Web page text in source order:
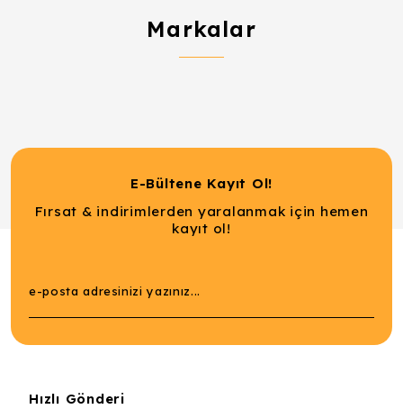
Markalar
E-Bültene Kayıt Ol!
Fırsat & indirimlerden yaralanmak için hemen
kayıt ol!
Hızlı Gönderi